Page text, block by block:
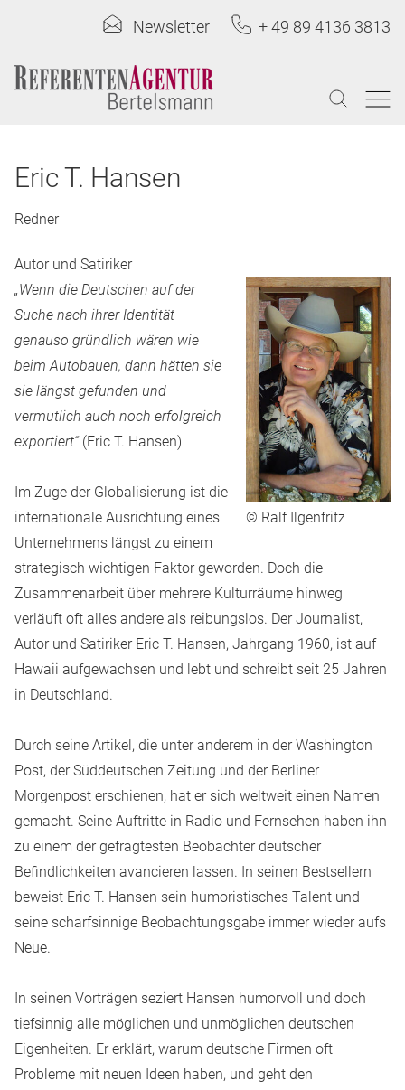
Newsletter + 49 89 4136 3813
Eric T. Hansen
Redner
Autor und Satiriker
© Ralf Ilgenfritz
„Wenn die Deutschen auf der
Suche nach ihrer Identität
genauso gründlich wären wie
beim Autobauen, dann hätten sie
sie längst gefunden und
vermutlich auch noch erfolgreich
exportiert“ (Eric T. Hansen)
Im Zuge der Globalisierung ist die
internationale Ausrichtung eines
Unternehmens längst zu einem
strategisch wichtigen Faktor geworden. Doch die
Zusammenarbeit über mehrere Kulturräume hinweg
verläuft oft alles andere als reibungslos. Der Journalist,
Autor und Satiriker Eric T. Hansen, Jahrgang 1960, ist auf
Hawaii aufgewachsen und lebt und schreibt seit 25 Jahren
in Deutschland.
Durch seine Artikel, die unter anderem in der Washington
Post, der Süddeutschen Zeitung und der Berliner
Morgenpost erschienen, hat er sich weltweit einen Namen
gemacht. Seine Auftritte in Radio und Fernsehen haben ihn
zu einem der gefragtesten Beobachter deutscher
Befindlichkeiten avancieren lassen. In seinen Bestsellern
beweist Eric T. Hansen sein humoristisches Talent und
seine scharfsinnige Beobachtungsgabe immer wieder aufs
Neue.
In seinen Vorträgen seziert Hansen humorvoll und doch
tiefsinnig alle möglichen und unmöglichen deutschen
Eigenheiten. Er erklärt, warum deutsche Firmen oft
Probleme mit neuen Ideen haben, und geht den